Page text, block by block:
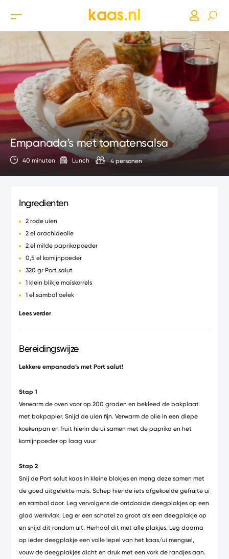
Empanada’s met tomatensalsa
40 minuten Lunch 4 personen
Ingredienten
2 rode uien
2 el arachideolie
2 el milde paprikapoeder
0,5 el komijnpoeder
320 gr Port salut
1 klein blikje maïskorrels
1 el sambal oelek
2 bosuitjes
olijfolie
Lees verder
Bereidingswijze
Lekkere empanada’s met Port salut!
Stap 1
Verwarm de oven voor op 200 graden en bekleed de bakplaat
met bakpapier. Snijd de uien fijn. Verwarm de olie in een diepe
koekenpan en fruit hierin de ui samen met de paprika en het
komijnpoeder op laag vuur
Stap 2
Snij de Port salut kaas in kleine blokjes en meng deze samen met
de goed uitgelekte mais. Schep hier de iets afgekoelde gefruite ui
en sambal door. Leg vervolgens de ontdooide deegplakjes op een
glad werkvlak. Leg er een schotel zo groot als een deegplakje op
en snijd dit rondom uit. Herhaal dit met alle plakjes. Leg daarna
op ieder deegplakje een volle lepel van het kaas/ui mengsel,
vouw de deegplakjes dicht en druk met een vork de randjes aan.